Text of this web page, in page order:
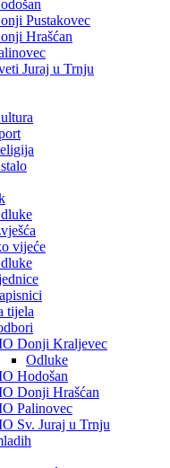
Pustakovec
Hrašćan
Juraj u Trnju
vijeće
tijela
Donji Kraljevec
Odluke
Hodošan
Donji Hrašćan
Palinovec
Sv. Juraj u Trnju